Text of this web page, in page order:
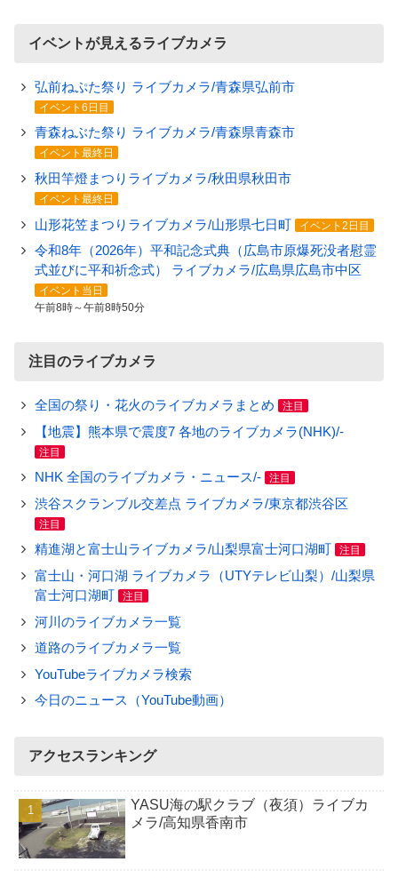
イベントが見えるライブカメラ
弘前ねぷた祭り ライブカメラ/青森県弘前市
イベント6日目
青森ねぶた祭り ライブカメラ/青森県青森市
イベント最終日
秋田竿燈まつりライブカメラ/秋田県秋田市
イベント最終日
山形花笠まつりライブカメラ/山形県七日町 イベント2日目
令和8年（2026年）平和記念式典（広島市原爆死没者慰霊
式並びに平和祈念式） ライブカメラ/広島県広島市中区
イベント当日
午前8時～午前8時50分
注目のライブカメラ
全国の祭り・花火のライブカメラまとめ 注目
【地震】熊本県で震度7 各地のライブカメラ(NHK)/-
注目
NHK 全国のライブカメラ・ニュース/- 注目
渋谷スクランブル交差点 ライブカメラ/東京都渋谷区
注目
精進湖と富士山ライブカメラ/山梨県富士河口湖町 注目
富士山・河口湖 ライブカメラ（UTYテレビ山梨）/山梨県
富士河口湖町
注目
河川のライブカメラ一覧
道路のライブカメラ一覧
YouTubeライブカメラ検索
今日のニュース（YouTube動画）
アクセスランキング
YASU海の駅クラブ（夜須）ライブカ
メラ/高知県香南市